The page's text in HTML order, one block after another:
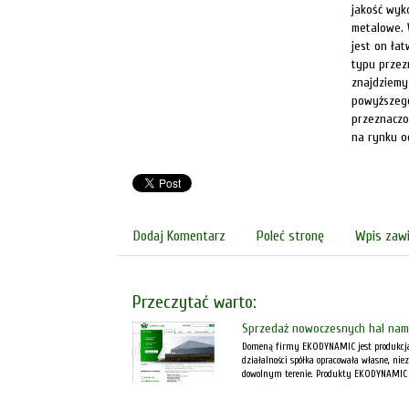
jakość
metalowe.
jest on
typu
na rynku
Dodaj Komentarz Poleć stronę Wpis
Przeczytać warto:
Sprzedaż nowoczesnych hal
Domeną firmy EKODYNAMIC jest
działalności spółka opracowała własne,
dowolnym terenie. Produkty